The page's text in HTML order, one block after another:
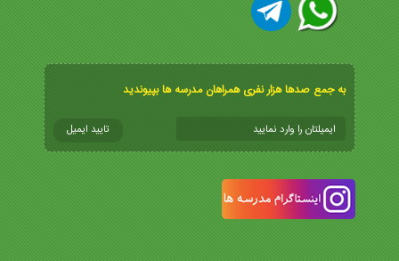
به جمع صدها هزار نفری همراهان مدرسه ها بپیوندید